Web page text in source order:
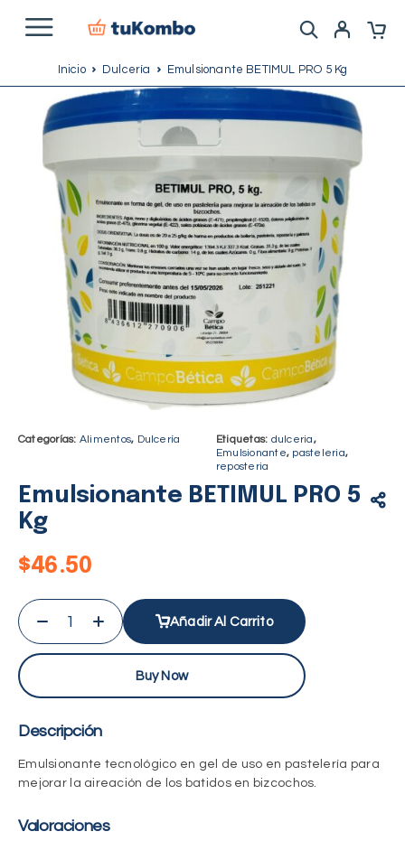
Inicio Dulcería Emulsionante BETIMUL PRO 5 Kg
Categorías: Alimentos, Dulcería Etiquetas: dulceria,
Emulsionante, pasteleria,
reposteria
Emulsionante BETIMUL PRO 5
Kg
$46.50
Añadir Al Carrito
Buy Now
Descripción
Emulsionante tecnológico en gel de uso en pastelería para
mejorar la aireación de los batidos en bizcochos.
Valoraciones